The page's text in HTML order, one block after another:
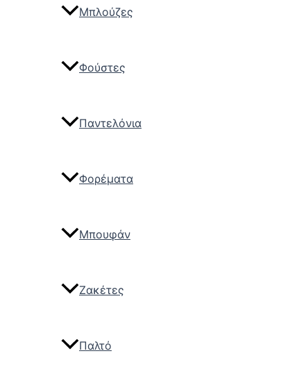
Μπλούζες
Φούστες
Παντελόνια
Φορέματα
Μπουφάν
Ζακέτες
Παλτό